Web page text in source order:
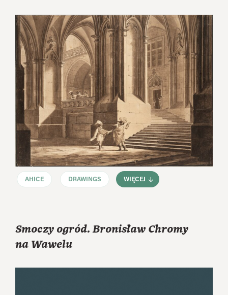
AHICE DRAWINGS WIĘCEJ
Smoczy ogród. Bronisław Chromy
na Wawelu